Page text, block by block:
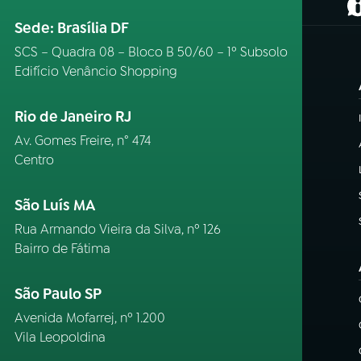
Sede: Brasília DF
SCS – Quadra 08 – Bloco B 50/60 – 1º Subsolo
Edifício Venâncio Shopping
Rio de Janeiro RJ
Av. Gomes Freire, n° 474
Centro
São Luís MA
Rua Armando Vieira da Silva, nº 126
Bairro de Fátima
São Paulo SP
Avenida Mofarrej, nº 1.200
Vila Leopoldina